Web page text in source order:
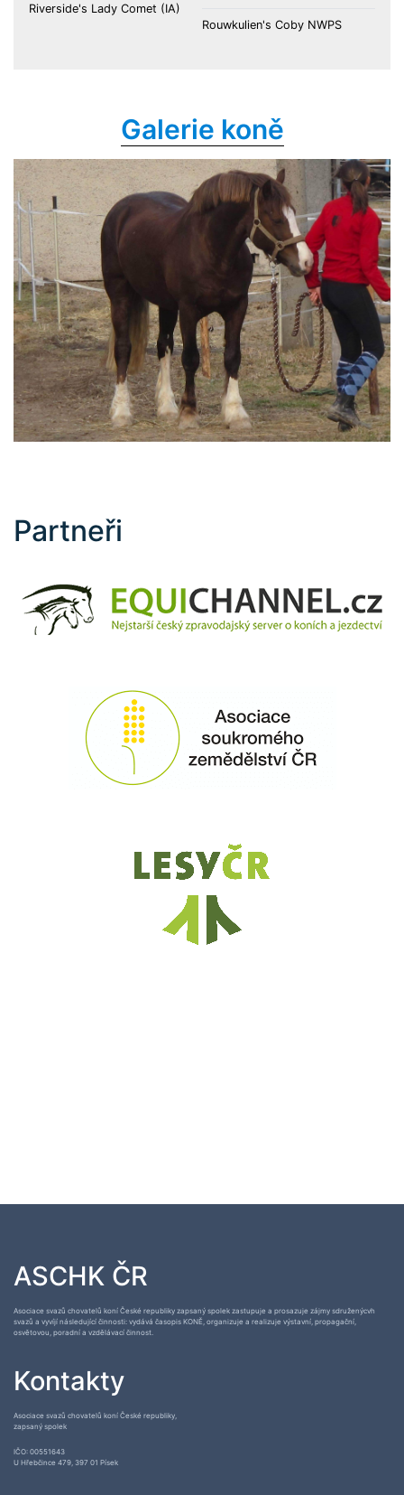
Riverside's Lady Comet (IA)
Rouwkulien's Coby NWPS
Galerie koně
Partneři
ASCHK ČR
Asociace svazů chovatelů koní České republiky zapsaný spolek zastupuje a prosazuje zájmy sdruženýcvh
svazů a vyvíjí následující činnosti: vydává časopis KONĚ, organizuje a realizuje výstavní, propagační,
osvětovou, poradní a vzdělávací činnost.
Kontakty
Asociace svazů chovatelů koní České republiky,
zapsaný spolek
IČO: 00551643
U Hřebčince 479, 397 01 Písek